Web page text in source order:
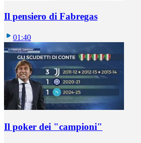
Il pensiero di Fabregas
01:40
Il poker dei "campioni"